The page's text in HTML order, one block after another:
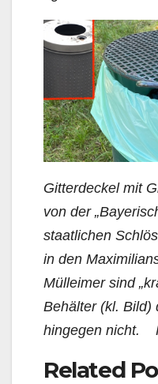
Gitterdeckel mit
von der
staatlichen
in den
Mülleimer sind
Behälter (kl. Bild)
hingegen nicht.
Related